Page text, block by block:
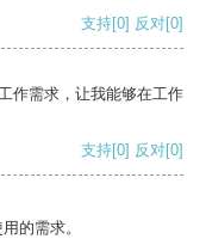
支持[0] 反对[0]
作需求，让我能够在工作
支持[0] 反对[0]
的需求。